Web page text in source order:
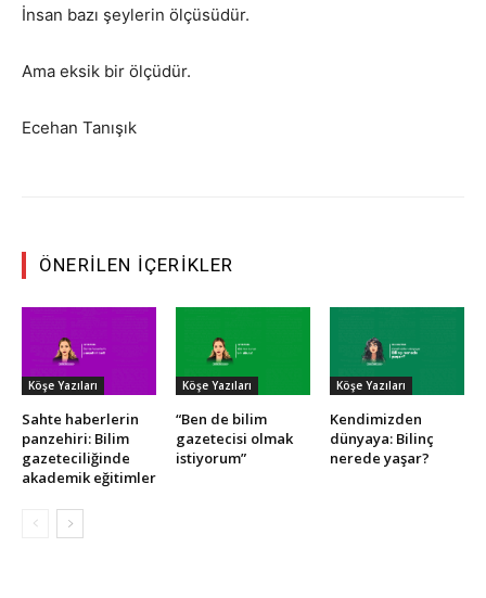
İnsan bazı şeylerin ölçüsüdür.
Ama eksik bir ölçüdür.
Ecehan Tanışık
ÖNERILEN İÇERIKLER
Köşe Yazıları
Sahte haberlerin
panzehiri: Bilim
gazeteciliğinde
akademik eğitimler
Köşe Yazıları
“Ben de bilim
gazetecisi olmak
istiyorum”
Köşe Yazıları
Kendimizden
dünyaya: Bilinç
nerede yaşar?